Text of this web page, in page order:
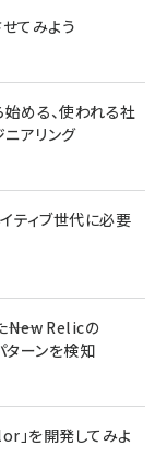
てみよう
始める、使われる社
アリング
ティブ世代に必要
Relicの
ターンを検知
」を開発してみよ